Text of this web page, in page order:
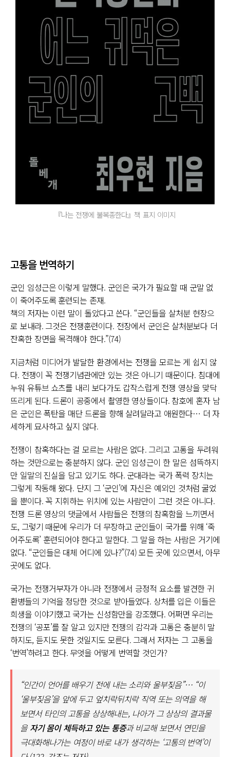
『나는 전쟁에 불복종한다』책 표지 이미지
고통을 번역하기
군인 임성근은 이렇게 말했다. 군인은 국가가 필요할 때 군말 없
이 죽어주도록 훈련되는 존재.
책의 저자는 이런 말이 돌았다고 쓴다. “군인들을 살처분 현장으
로 보내라. 그것은 전쟁훈련이다. 전장에서 군인은 살처분보다 더
잔혹한 장면을 목격해야 한다.”(74)
지금처럼 미디어가 발달한 환경에서는 전쟁을 모르는 게 쉽지 않
다. 전쟁이 꼭 전쟁기념관에만 있는 것은 아니기 때문이다. 침대에
누워 유튜브 쇼츠를 내리 보다가도 갑작스럽게 전쟁 영상을 맞닥
뜨리게 된다. 드론이 공중에서 촬영한 영상들이다. 참호에 혼자 남
은 군인은 폭탄을 매단 드론을 향해 살려달라고 애원한다… 더 자
세하게 묘사하고 싶지 않다.
전쟁이 참혹하다는 걸 모르는 사람은 없다. 그리고 고통을 두려워
하는 것만으로는 충분하지 않다. 군인 임성근이 한 말은 섬뜩하지
만 일말의 진실을 담고 있기도 하다. 군대라는 국가 폭력 장치는
그렇게 작동해 왔다. 단지 그 ‘군인’에 자신은 예외인 것처럼 굴었
을 뿐이다. 꼭 지휘하는 위치에 있는 사람만이 그런 것은 아니다.
전쟁 드론 영상의 댓글에서 사람들은 전쟁의 참혹함을 느끼면서
도, 그렇기 때문에 우리가 더 무장하고 군인들이 국가를 위해 ‘죽
어주도록’ 훈련되어야 한다고 말한다. 그 말을 하는 사람은 거기에
없다. “군인들은 대체 어디에 있나?”(74) 모든 곳에 있으면서, 아무
곳에도 없다.
국가는 전쟁거부자가 아니라 전쟁에서 긍정적 요소를 발견한 귀
환병들의 기억을 정당한 것으로 받아들였다. 상처를 입은 이들은
희생을 이야기했고 국가는 신성함만을 강조했다. 어쩌면 우리는
전쟁의 ‘공포’를 잘 알고 있지만 전쟁의 감각과 고통은 충분히 말
하지도, 듣지도 못한 것일지도 모른다. 그래서 저자는 그 고통을
‘번역’하려고 한다. 무엇을 어떻게 번역할 것인가?
“인간이 언어를 배우기 전에 내는 소리와 울부짖음”… “이
‘울부짖음’을 앞에 두고 엎치락뒤치락 직역 또는 의역을 해
보면서 타인의 고통을 상상해내는, 나아가 그 상상의 결과물
을자기 몸이 체득하고 있는 통증과 비교해 보면서 연민을
극대화해나가는 여정이 바로 내가 생각하는 ‘고통의 번역’이